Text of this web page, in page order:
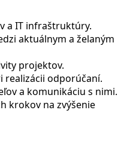
a IT infraštruktúry.
aktuálnym a želaným
projektov.
realizácii odporúčaní.
a komunikáciu s nimi.
krokov na zvýšenie